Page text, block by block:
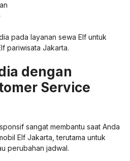
pada layanan sewa Elf untuk
pariwisata Jakarta.
dengan
Service
sangat membantu saat Anda
Elf Jakarta, terutama untuk
perubahan jadwal.